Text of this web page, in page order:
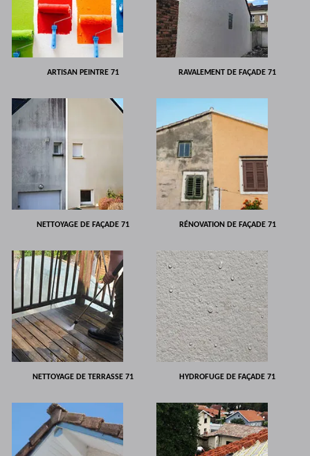
ARTISAN PEINTRE 71 RAVALEMENT DE FAÇADE 71
NETTOYAGE DE FAÇADE 71 RÉNOVATION DE FAÇADE 71
NETTOYAGE DE TERRASSE 71 HYDROFUGE DE FAÇADE 71